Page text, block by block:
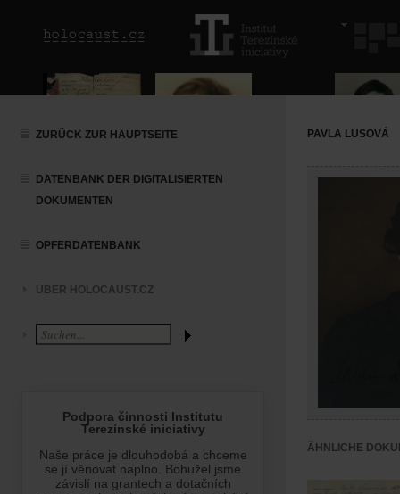
ZURÜCK ZUR HAUPTSEITE
DATENBANK DER DIGITALISIERTEN
DOKUMENTEN
OPFERDATENBANK
ÜBER HOLOCAUST.CZ
PAVLA LUSOVÁ
ÄHNLICHE